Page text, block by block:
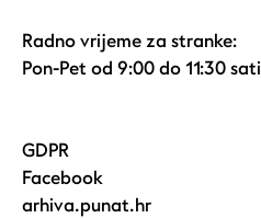
Radno vrijeme za stranke:
Pon-Pet od 9:00 do 11:30 sati
GDPR
Facebook
arhiva.punat.hr